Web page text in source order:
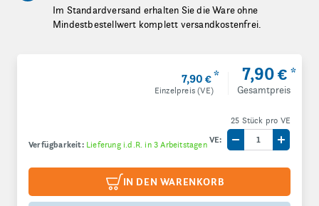
Im Standardversand erhalten Sie die Ware ohne
Mindestbestellwert komplett versandkostenfrei.
7,90 €*
Einzelpreis (VE)
7,90 € *
Gesamtpreis
Verfügbarkeit: Lieferung i.d.R. in 3 Arbeitstagen
25 Stück pro VE
VE:
Menge um eine
Menge
IN DEN WARENKORB